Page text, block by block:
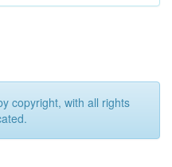
copyright, with all rights